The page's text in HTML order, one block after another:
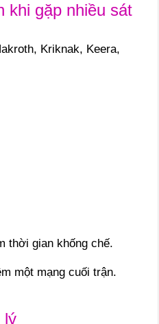
khi gặp nhiều sát
Kriknak, Keera,
thời gian khống chế.
một mạng cuối trận.
lý